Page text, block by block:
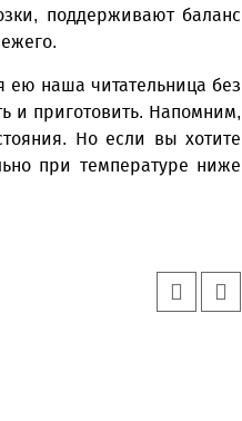
поддерживают баланс
ею наша читательница без
и приготовить. Напомним,
Но если вы хотите
при температуре ниже